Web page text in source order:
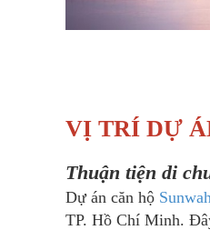
VỊ TRÍ DỰ
Thuận tiện di
Dự án căn hộ
TP. Hồ Chí Minh.